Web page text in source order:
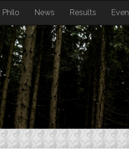
Philo News Results